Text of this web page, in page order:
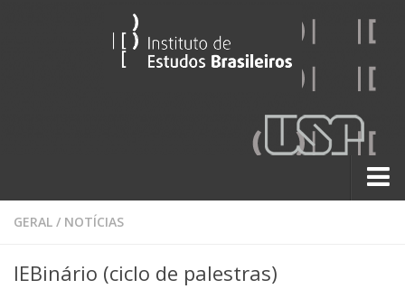
Sobre
A História do IEB
GERAL / NOTÍCIAS
IEBinário (ciclo de palestras)